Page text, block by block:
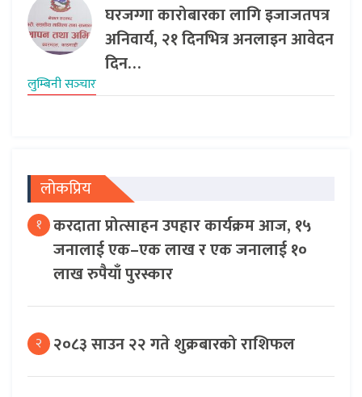
घरजग्गा कारोबारका लागि इजाजतपत्र
अनिवार्य, २१ दिनभित्र अनलाइन आवेदन
दिन…
लुम्बिनी सञ्‍चार
लोकप्रिय
१ करदाता प्रोत्साहन उपहार कार्यक्रम आज, १५
जनालाई एक–एक लाख र एक जनालाई १०
लाख रुपैयाँ पुरस्कार
२ २०८३ साउन २२ गते शुक्रबारको राशिफल